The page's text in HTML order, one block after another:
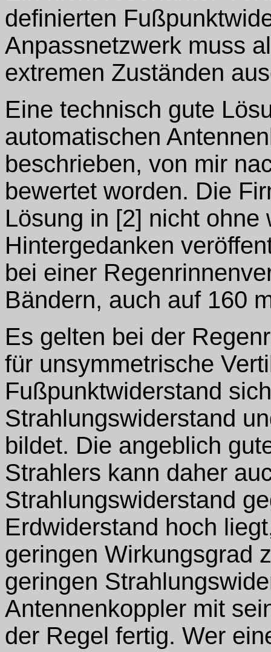
definierten
Anpassnetzwerk muss
extremen Zuständen
Eine technisch gute
automatischen
beschrieben, von mir
bewertet worden. Die
Lösung in [2] nicht ohne
Hintergedanken
bei einer
Bändern, auch auf 160
Es gelten bei der
für unsymmetrische
Fußpunktwiderstand
Strahlungswiderstand
bildet. Die angeblich
Strahlers kann daher
Strahlungswiderstand
Erdwiderstand hoch
geringen Wirkungsgrad
geringen
Antennenkoppler mit
der Regel fertig. Wer